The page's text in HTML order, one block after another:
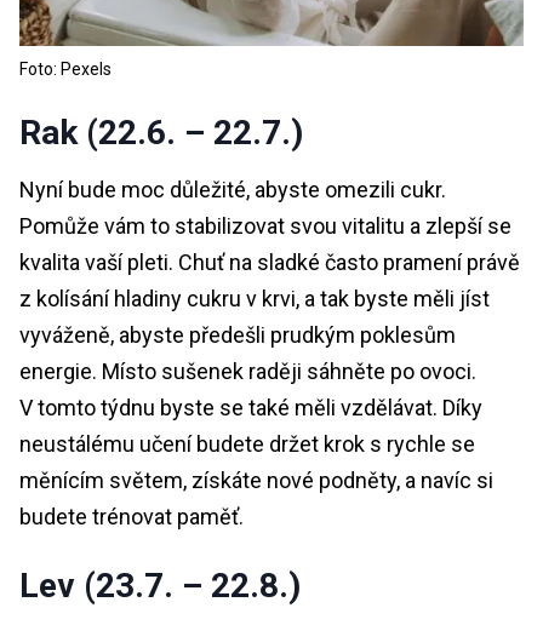
Foto: Pexels
Rak (22.6. – 22.7.)
Nyní bude moc důležité, abyste omezili cukr.
Pomůže vám to stabilizovat svou vitalitu a zlepší se
kvalita vaší pleti. Chuť na sladké často pramení právě
z kolísání hladiny cukru v krvi, a tak byste měli jíst
vyváženě, abyste předešli prudkým poklesům
energie. Místo sušenek raději sáhněte po ovoci.
V tomto týdnu byste se také měli vzdělávat. Díky
neustálému učení budete držet krok s rychle se
měnícím světem, získáte nové podněty, a navíc si
budete trénovat paměť.
Lev (23.7. – 22.8.)